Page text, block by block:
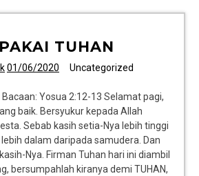
TUHAN
01/06/2020 Uncategorized
Yosua 2:12-13 Selamat pagi,
baik. Bersyukur kepada Allah
Sebab kasih setia-Nya lebih tinggi
dalam daripada samudera. Dan
Nya. Firman Tuhan hari ini diambil
bersumpahlah kiranya demi TUHAN,